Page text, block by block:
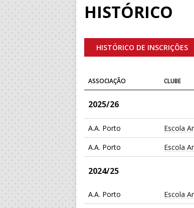
HISTÓRICO
HISTÓRICO DE INSCRIÇÕES
ASSOCIAÇÃO CLUBE
2025/26
A.A. Porto Escola
A.A. Porto
Escola
2024/25
A.A. Porto Escola